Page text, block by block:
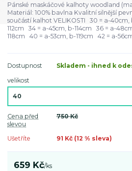
Pánské maskáčové kalhoty woodland
Materiál: 100% bavlna Kvalitní silnější
součástí kalhot VELIKOSTI 30 = a-40cm,
112cm 34 = a-45cm, b-114cm 36 = a-
118cm 40 = a-53cm, b-119cm 42 = a-
Dostupnost
Skladem - ihned k
velikost
Cena před
slevou
750 Kč
Ušetříte 91 Kč (12 % sleva)
659 Kč/ks